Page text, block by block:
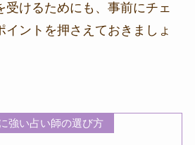
受けるためにも、事前にチェ
イントを押さえておきましょ
強い占い師の選び方